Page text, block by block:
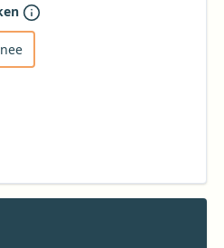
het tafelkleed af te laten werken
nee
voor geen afwerking (niet